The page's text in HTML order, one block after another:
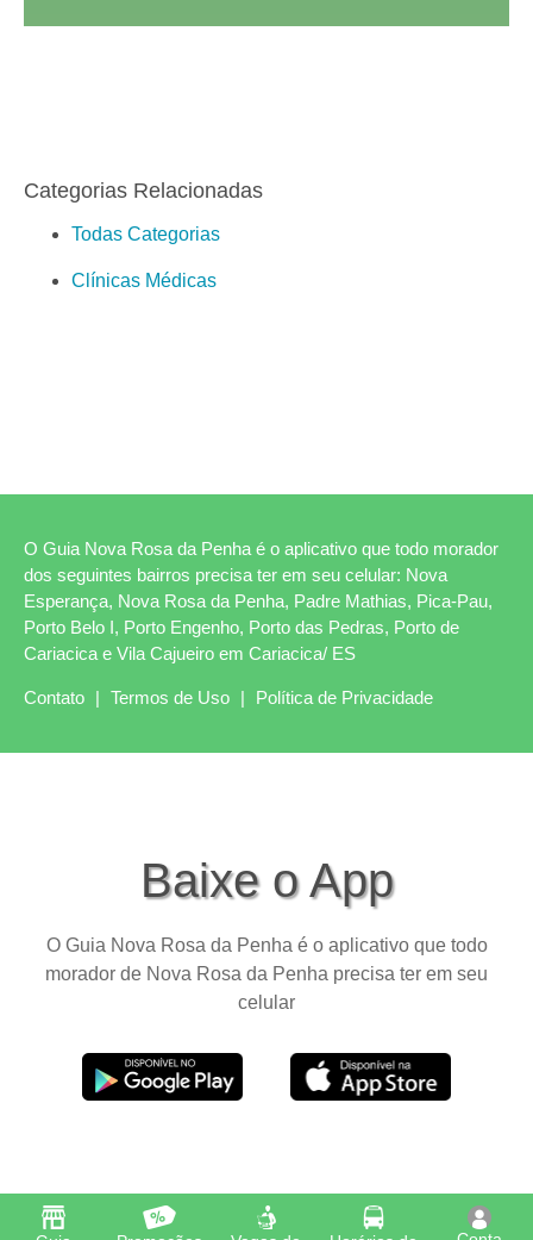
Categorias Relacionadas
Todas Categorias
Clínicas Médicas
O Guia Nova Rosa da Penha é o aplicativo que todo morador
dos seguintes bairros precisa ter em seu celular: Nova
Esperança, Nova Rosa da Penha, Padre Mathias, Pica-Pau,
Porto Belo I, Porto Engenho, Porto das Pedras, Porto de
Cariacica e Vila Cajueiro em Cariacica/ ES
Contato | Termos de Uso | Política de Privacidade
Baixe o App
O Guia Nova Rosa da Penha é o aplicativo que todo
morador de Nova Rosa da Penha precisa ter em seu
celular